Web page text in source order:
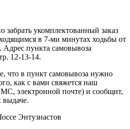
забрать укомплектованный заказ
в 7-ми минутах ходьбы от
Адрес пункта самовывоза
12-13-14.
что в пункт самовывоза нужно
как с вами свяжется наш
электронной почте) и сообщит,
выдаче.
Энтузиастов